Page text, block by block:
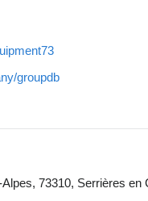
groupdb
73310, Serrières